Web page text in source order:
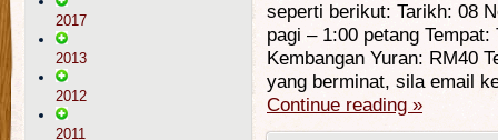
seperti berikut: Tarikh: 08
pagi – 1:00 petang
Kembangan Yuran: RM40
yang berminat, sila email
Continue reading »
2017
2013
2012
2011